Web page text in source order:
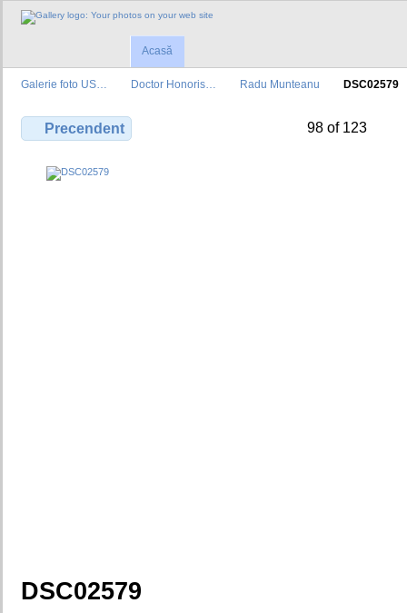
Acasă
Galerie foto US… Doctor Honoris… Radu Munteanu DSC02579
Precendent 98 of 123
DSC02579